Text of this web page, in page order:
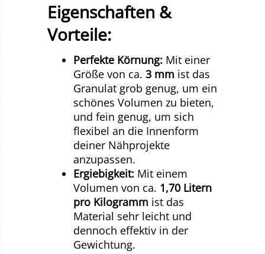
Eigenschaften &
Vorteile:
Perfekte Körnung: Mit einer
Größe von ca. 3 mm ist das
Granulat grob genug, um ein
schönes Volumen zu bieten,
und fein genug, um sich
flexibel an die Innenform
deiner Nähprojekte
anzupassen.
Ergiebigkeit: Mit einem
Volumen von ca. 1,70 Litern
pro Kilogramm ist das
Material sehr leicht und
dennoch effektiv in der
Gewichtung.